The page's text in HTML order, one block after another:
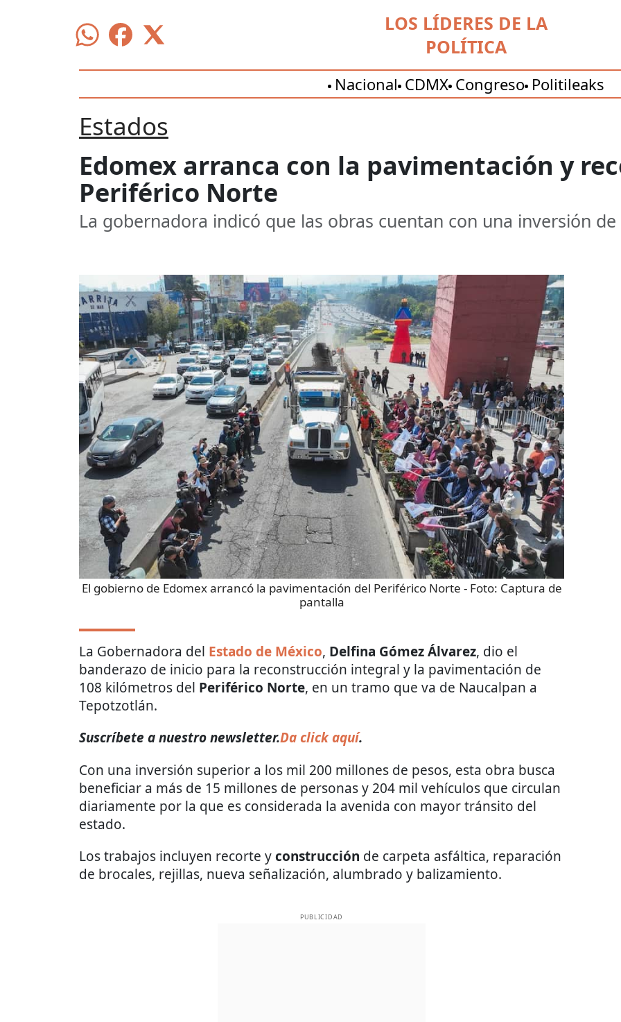
LOS LÍDERES DE LA
POLÍTICA
Nacional CDMX Congreso Politileaks
Estados
Edomex arranca con la pavimentación y
Periférico Norte
La gobernadora indicó que las obras cuentan con una inversión
El gobierno de Edomex arrancó la pavimentación del Periférico Norte - Foto: Captura de
pantalla
La Gobernadora del Estado de México, Delfina Gómez Álvarez, dio el
banderazo de inicio para la reconstrucción integral y la pavimentación de
108 kilómetros del Periférico Norte, en un tramo que va de Naucalpan a
Tepotzotlán.
Suscríbete a nuestro newsletter.Da click aquí.
Con una inversión superior a los mil 200 millones de pesos, esta obra busca
beneficiar a más de 15 millones de personas y 204 mil vehículos que circulan
diariamente por la que es considerada la avenida con mayor tránsito del
estado.
Los trabajos incluyen recorte yconstrucción de carpeta asfáltica, reparación
de brocales, rejillas, nueva señalización, alumbrado y balizamiento.
PUBLICIDAD